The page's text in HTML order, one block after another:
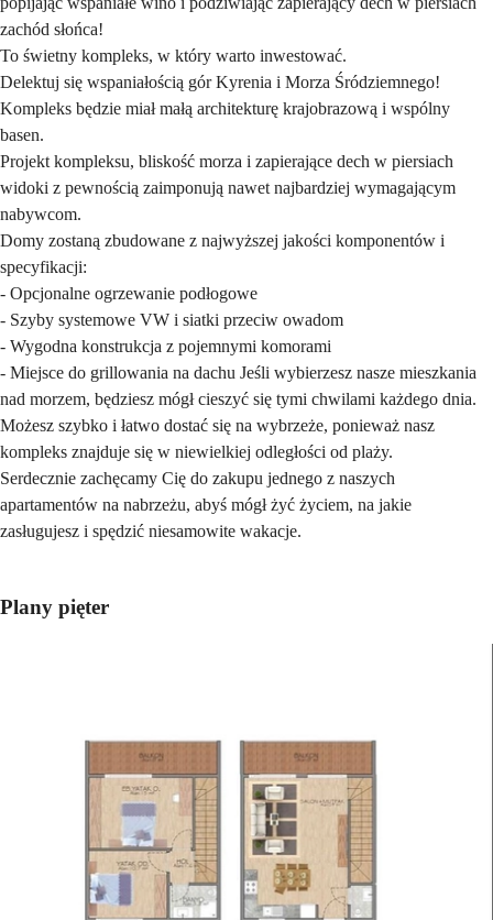
zachód słońca!
To świetny kompleks, w który warto inwestować.
Delektuj się wspaniałością gór Kyrenia i Morza Śródziemnego!
Kompleks będzie miał małą architekturę krajobrazową i wspólny
basen.
Projekt kompleksu, bliskość morza i zapierające dech w piersiach
widoki z pewnością zaimponują nawet najbardziej wymagającym
nabywcom.
Domy zostaną zbudowane z najwyższej jakości komponentów i
specyfikacji:
- Opcjonalne ogrzewanie podłogowe
- Szyby systemowe VW i siatki przeciw owadom
- Wygodna konstrukcja z pojemnymi komorami
- Miejsce do grillowania na dachu Jeśli wybierzesz nasze mieszkania
nad morzem, będziesz mógł cieszyć się tymi chwilami każdego dnia.
Możesz szybko i łatwo dostać się na wybrzeże, ponieważ nasz
kompleks znajduje się w niewielkiej odległości od plaży.
Serdecznie zachęcamy Cię do zakupu jednego z naszych
apartamentów na nabrzeżu, abyś mógł żyć życiem, na jakie
zasługujesz i spędzić niesamowite wakacje.
Plany pięter